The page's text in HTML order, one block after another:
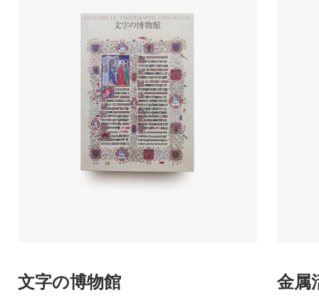
文字の博物館 金属